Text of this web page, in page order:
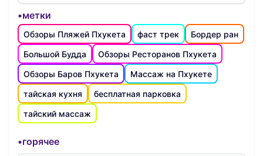
•метки
Обзоры Пляжей Пхукета фаст трек
Бордер ран
Большой Будда
Обзоры Ресторанов Пхукета
Обзоры Баров Пхукета
Массаж на Пхукете
тайская кухня
бесплатная парковка
тайский массаж
•горячее